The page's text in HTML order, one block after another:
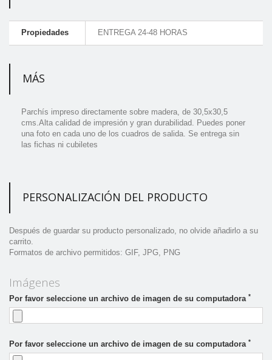
Propiedades ENTREGA 24-48 HORAS
MÁS
Parchís impreso directamente sobre madera, de 30,5x30,5
cms.Alta calidad de impresión y gran durabilidad. Puedes poner
una foto en cada uno de los cuadros de salida. Se entrega sin
las fichas ni cubiletes
PERSONALIZACIÓN DEL PRODUCTO
Después de guardar su producto personalizado, no olvide añadirlo a su
carrito.
Formatos de archivo permitidos: GIF, JPG, PNG
Imágenes
Por favor seleccione un archivo de imagen de su computadora *
Por favor seleccione un archivo de imagen de su computadora *